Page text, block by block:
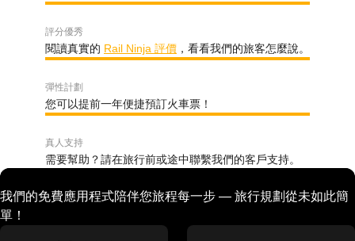
評分優秀
閱讀真實的 Rail Ninja 評價 ，看看我們的旅客怎麼說。
彈性計劃
您可以提前一年便捷預訂火車票！
真人支持
需要幫助？請在旅行前或途中聯繫我們的客戶支持。
我們的免費應用程式陪伴您旅程每一步 — 旅行規劃從未如此簡
單！